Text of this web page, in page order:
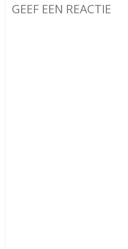
GEEF EEN REACTIE